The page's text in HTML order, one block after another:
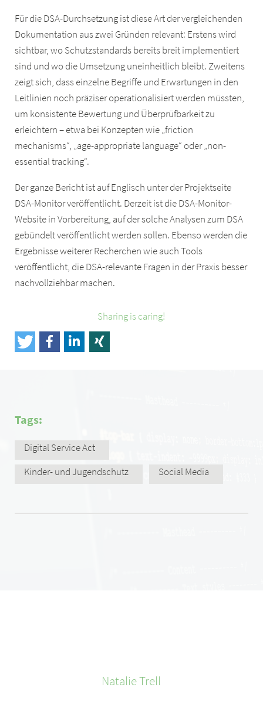
Für die DSA-Durchsetzung ist diese Art der vergleichenden
Dokumentation aus zwei Gründen relevant: Erstens wird
sichtbar, wo Schutzstandards bereits breit implementiert
sind und wo die Umsetzung uneinheitlich bleibt. Zweitens
zeigt sich, dass einzelne Begriffe und Erwartungen in den
Leitlinien noch präziser operationalisiert werden müssten,
um konsistente Bewertung und Überprüfbarkeit zu
erleichtern – etwa bei Konzepten wie „friction
mechanisms“, „age-appropriate language“ oder „non-
essential tracking“.
Der ganze Bericht ist auf Englisch unter der Projektseite
DSA-Monitor veröffentlicht. Derzeit ist die DSA-Monitor-
Website in Vorbereitung, auf der solche Analysen zum DSA
gebündelt veröffentlicht werden sollen. Ebenso werden die
Ergebnisse weiterer Recherchen wie auch Tools
veröffentlicht, die DSA-relevante Fragen in der Praxis besser
nachvollziehbar machen.
Sharing is caring!
Tags:
Digital Service Act
Kinder- und Jugendschutz
Social Media
NatalieTrell